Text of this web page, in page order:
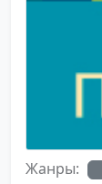
Жанры: